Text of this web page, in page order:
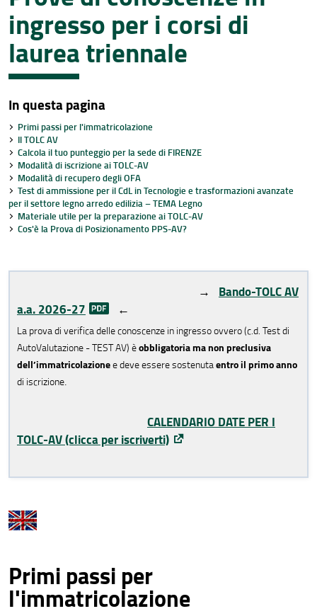
ingresso per i corsi di
laurea triennale
In questa pagina
Primi passi per l'immatricolazione
Il TOLC AV
Calcola il tuo punteggio per la sede di FIRENZE
Modalità di iscrizione ai TOLC-AV
Modalità di recupero degli OFA
Test di ammissione per il CdL in Tecnologie e trasformazioni avanzate
per il settore legno arredo edilizia – TEMA Legno
Materiale utile per la preparazione ai TOLC-AV
Cos'è la Prova di Posizionamento PPS-AV?
→ Bando-TOLC AV
a.a. 2026-27
←
La prova di verifica delle conoscenze in ingresso ovvero (c.d. Test di
AutoValutazione - TEST AV) èobbligatoria ma non preclusiva
dell’immatricolazionee deve essere sostenutaentro il primo anno
di iscrizione.
CALENDARIO DATE PER I
TOLC-AV(clicca per iscriverti)
Primi passi per
l'immatricolazione
TOLC-AV e OFA: verifica delle conoscenze in ingresso
Immatricolazione ai Corsi di Laurea Triennali
Immatricolazione ai Corsi di Laurea Magistrali
Tutor
Indicazioni per studenti con DSA